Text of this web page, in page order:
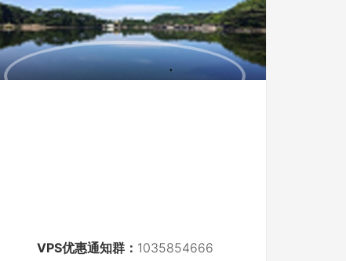
VPS优惠通知群： 1035854666